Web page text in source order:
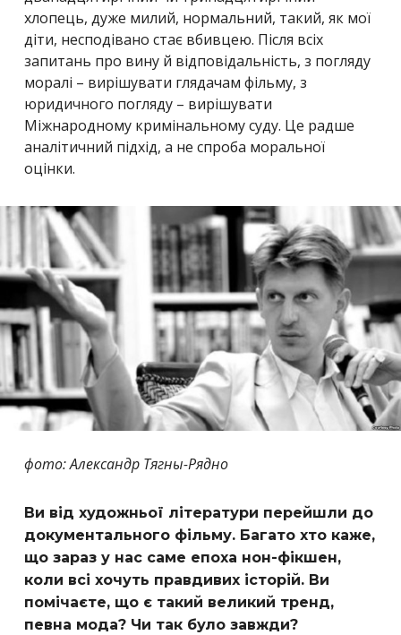
хлопець, дуже милий, нормальний, такий, як мої
діти, несподівано стає вбивцею. Після всіх
запитань про вину й відповідальність, з погляду
моралі – вирішувати глядачам фільму, з
юридичного погляду – вирішувати
Міжнародному кримінальному суду. Це радше
аналітичний підхід, а не спроба моральної
оцінки.
фото: Александр Тягны-Рядно
Ви від художньої літератури перейшли до
документального фільму. Багато хто каже,
що зараз у нас саме епоха нон-фікшен,
коли всі хочуть правдивих історій. Ви
помічаєте, що є такий великий тренд,
певна мода? Чи так було завжди?